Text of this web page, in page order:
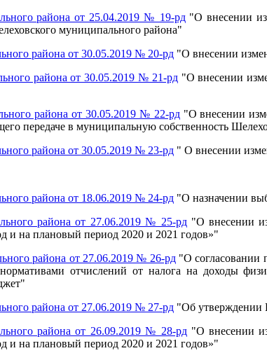
района от 25.04.2019 № 19-рд"О внесении
муниципального района"
района от 30.05.2019 № 20-рд "О внесении
района от 30.05.2019 № 21-рд"О внесении
района от 30.05.2019 № 22-рд"О внесении
передаче в муниципальную собственность
района от 30.05.2019 № 23-рд " О внесении
района от 18.06.2019 № 24-рд "О назначении
района от 27.06.2019 № 25-рд"О внесении
и на плановый период 2020 и 2021 годов»"
района от 27.06.2019 № 26-рд"О согласовании
отчислений от налога на доходы
района от 27.06.2019 № 27-рд "Об утверждении
района от 26.09.2019 № 28-рд"О внесении
и на плановый период 2020 и 2021 годов»"